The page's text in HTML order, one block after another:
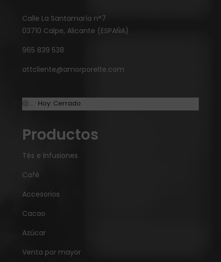
Calle La Santamaría n°7
03710 Calpe, Alicante (ESPAÑA)
965 839 538
attcliente@amorporelte.com
… · Hoy: Cerrado
Productos
Tés e Infusiones
Café
Accesorios
Cacao
Azúcar
Venta por mayor